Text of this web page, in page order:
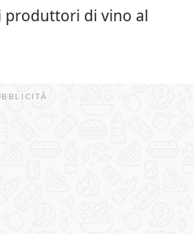
produttori di vino al